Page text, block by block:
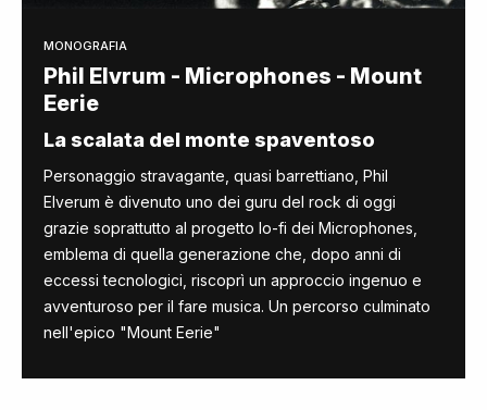
MONOGRAFIA
Phil Elvrum - Microphones - Mount
Eerie
La scalata del monte spaventoso
Personaggio stravagante, quasi barrettiano, Phil
Elverum è divenuto uno dei guru del rock di oggi
grazie soprattutto al progetto lo-fi dei Microphones,
emblema di quella generazione che, dopo anni di
eccessi tecnologici, riscoprì un approccio ingenuo e
avventuroso per il fare musica. Un percorso culminato
nell'epico "Mount Eerie"